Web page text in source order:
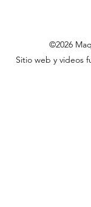
©2026
Sitio web y videos